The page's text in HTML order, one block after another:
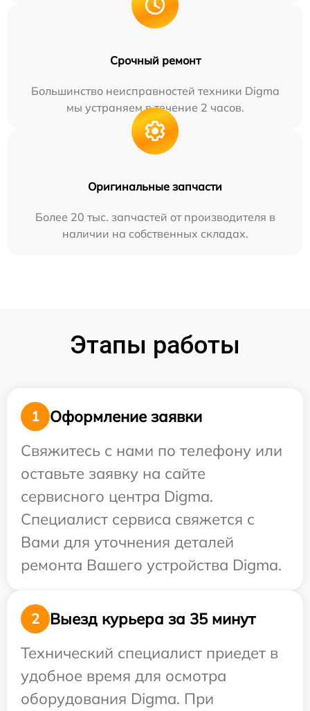
Срочный ремонт
Большинство неисправностей техники Digma
мы устраняем в течение 2 часов.
Оригинальные запчасти
Более 20 тыс. запчастей от производителя в
наличии на собственных складах.
Этапы работы
1
Оформление заявки
Свяжитесь с нами по телефону или
оставьте заявку на сайте
сервисного центра Digma.
Специалист сервиса свяжется с
Вами для уточнения деталей
ремонта Вашего устройства Digma.
2
Выезд курьера за 35 минут
Технический специалист приедет в
удобное время для осмотра
оборудования Digma. При